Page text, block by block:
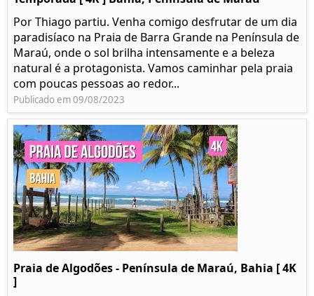
Por Thiago partiu. Venha comigo desfrutar de um dia
paradisíaco na Praia de Barra Grande na Península de
Maraú, onde o sol brilha intensamente e a beleza
natural é a protagonista. Vamos caminhar pela praia
com poucas pessoas ao redor...
Publicado em 09/08/2023
Praia de Algodões - Península de Maraú, Bahia [ 4K
]